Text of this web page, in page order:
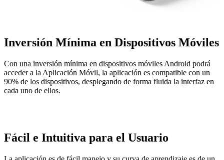
Inversión Mínima en Dispositivos Móviles
Con una inversión mínima en dispositivos móviles Android podrá
acceder a la Aplicación Móvil, la aplicación es compatible con un
90% de los dispositivos, desplegando de forma fluida la interfaz en
cada uno de ellos.
Fácil e Intuitiva para el Usuario